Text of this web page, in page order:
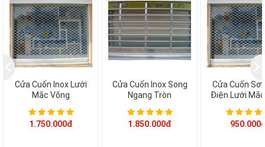
Cửa Cuốn Inox Lưới
Mắc Võng
1.750.000đ
Cửa Cuốn Inox Song
Ngang Tròn
1.850.000đ
Cửa Cuốn
Điện Lưới